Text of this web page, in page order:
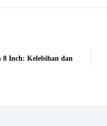
8 Inch: Kelebihan dan